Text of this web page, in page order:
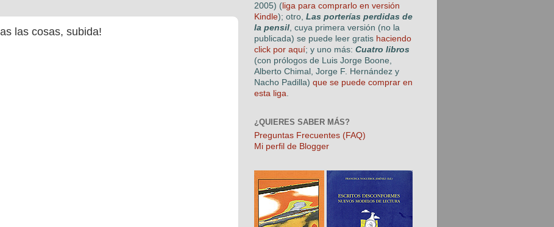
las cosas, subida!
2005) ( liga para comprarlo en versión
Kindle); otro, Las porterías perdidas de
la pensil , cuya primera versión (no la
publicada) se puede leer gratis haciendo
click por aquí; y uno más: Cuatro libros
(con prólogos de Luis Jorge Boone,
Alberto Chimal, Jorge F. Hernández y
Nacho Padilla) que se puede comprar en
esta liga
¿QUIERES SABER MÁS?
Preguntas Frecuentes (FAQ)
Mi perfil de Blogger